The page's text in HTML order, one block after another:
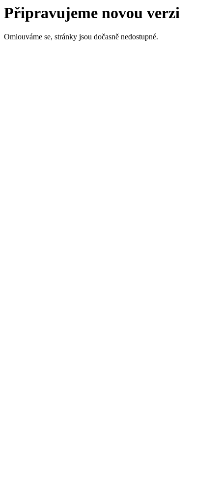
Připravujeme novou verzi
Omlouváme se, stránky jsou dočasně nedostupné.